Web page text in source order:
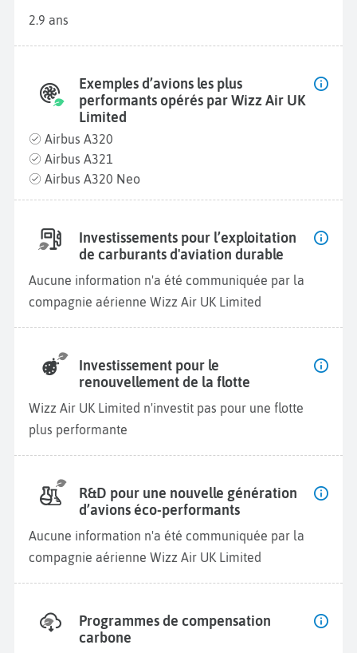
2.9 ans
Exemples d’avions les plus
performants opérés par Wizz Air UK
Limited
Airbus A320
Airbus A321
Airbus A320 Neo
Investissements pour l’exploitation
de carburants d'aviation durable
Aucune information n'a été communiquée par la
compagnie aérienne Wizz Air UK Limited
Investissement pour le
renouvellement de la flotte
Wizz Air UK Limited n'investit pas pour une flotte
plus performante
R&D pour une nouvelle génération
d’avions éco-performants
Aucune information n'a été communiquée par la
compagnie aérienne Wizz Air UK Limited
Programmes de compensation
carbone